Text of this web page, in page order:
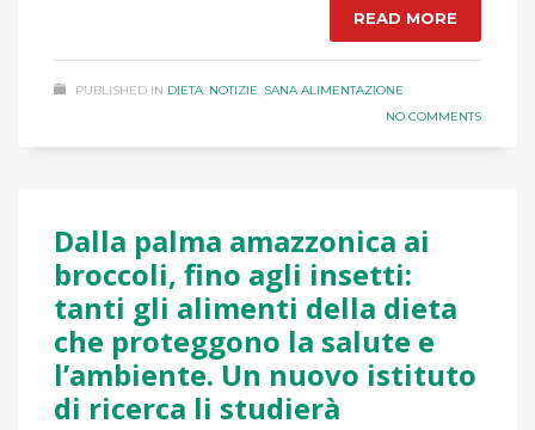
READ MORE
PUBLISHED IN DIETA, NOTIZIE, SANA ALIMENTAZIONE
NO COMMENTS
Dalla palma amazzonica ai
broccoli, fino agli insetti:
tanti gli alimenti della dieta
che proteggono la salute e
l’ambiente. Un nuovo istituto
di ricerca li studierà